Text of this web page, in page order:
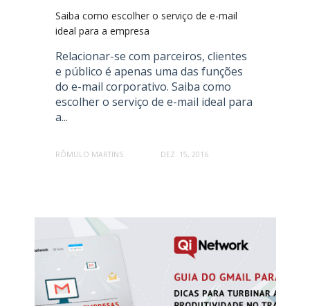
Saiba como escolher o serviço de e-mail
ideal para a empresa
Relacionar-se com parceiros, clientes
e público é apenas uma das funções
do e-mail corporativo. Saiba como
escolher o serviço de e-mail ideal para
a...
RÔMULO MARTINS DEZ. 15, 2016